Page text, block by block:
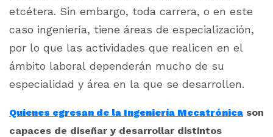
etcétera. Sin embargo, toda carrera, o en este
caso ingeniería, tiene áreas de especialización,
por lo que las actividades que realicen en el
ámbito laboral dependerán mucho de su
especialidad y área en la que se desarrollen.
Quienes egresan de la Ingeniería Mecatrónica son
capaces de diseñar y desarrollar distintos